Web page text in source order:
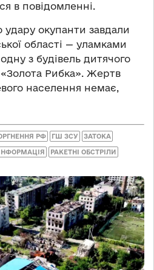
в повідомленні.
окупанти завдали
області — уламками
з будівель дитячого
«Золота Рибка». Жертв
населення немає,
РФ ГШ ЗСУ ЗАТОКА
РАКЕТНІ ОБСТРІЛИ